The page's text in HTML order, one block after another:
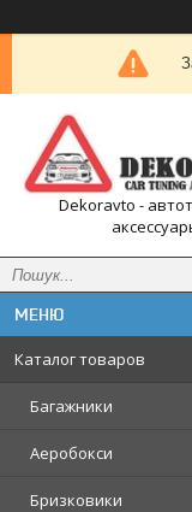
Dekoravto -
Каталог товаров
Багажники
Аеробокси
Бризковики